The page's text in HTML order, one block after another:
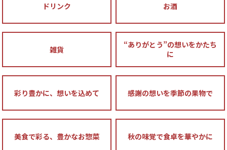
ドリンク お酒
雑貨
“ありがとう”の想いをかたち
に
彩り豊かに、想いを込めて 感謝の想いを季節の果物で
美食で彩る、豊かなお惣菜 秋の味覚で食卓を華やかに